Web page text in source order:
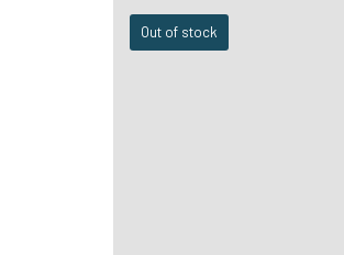
Out of stock